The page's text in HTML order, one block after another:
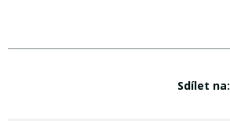
Sdílet na: